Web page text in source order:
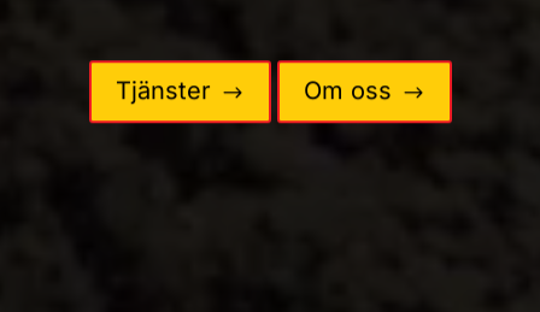
Tjänster $ Om oss $